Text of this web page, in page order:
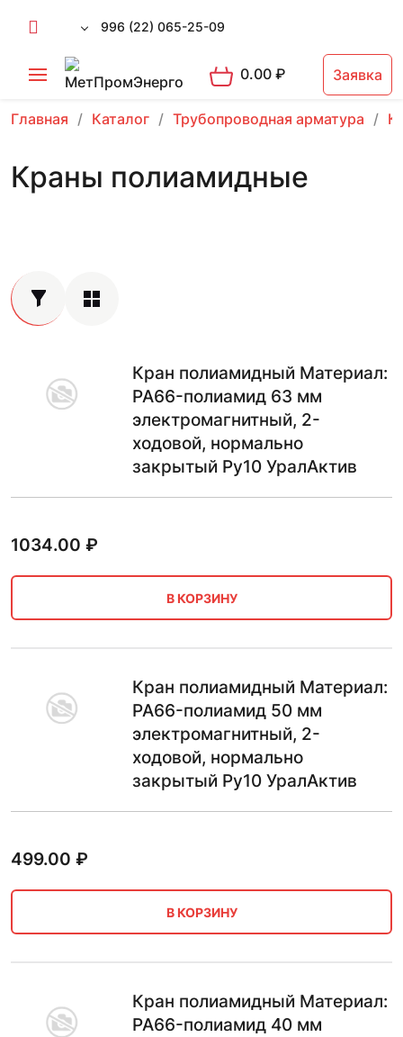
996 (22) 065-25-09
0.00₽ Заявка
Главная Каталог Трубопроводная арматура
Краны полиамидные
Кран полиамидный Материал:
PA66-полиамид 63 мм
электромагнитный, 2-
ходовой, нормально
закрытый Ру10 УралАктив
1034.00 ₽
В КОРЗИНУ
Кран полиамидный Материал:
PA66-полиамид 50 мм
электромагнитный, 2-
ходовой, нормально
закрытый Ру10 УралАктив
499.00 ₽
В КОРЗИНУ
Кран полиамидный Материал:
PA66-полиамид 40 мм